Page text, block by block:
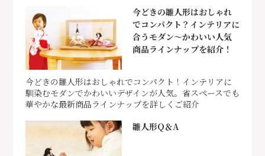
今どきの雛人形はおしゃれ
でコンパクト？インテリアに
合うモダン～かわいい人気
商品ラインナップを紹介！
今どきの雛人形はおしゃれでコンパクト！インテリアに
馴染むモダンでかわいいデザインが人気。省スペースでも
華やかな最新商品ラインナップを詳しくご紹介
雛人形Q＆A